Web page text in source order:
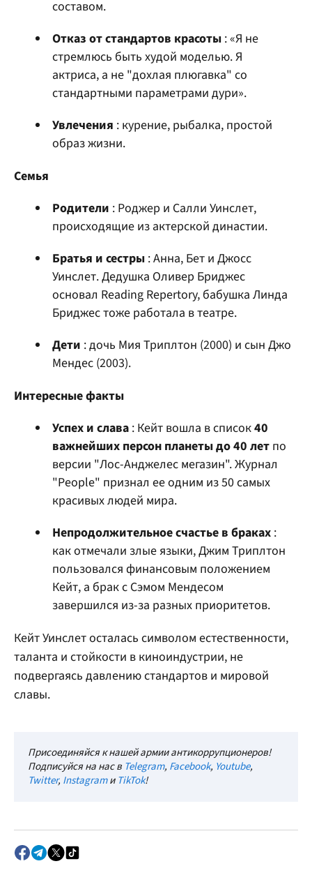
составом.
Отказ от стандартов красоты : «Я не
стремлюсь быть худой моделью. Я
актриса, а не "дохлая плюгавка" со
стандартными параметрами дури».
Увлечения : курение, рыбалка, простой
образ жизни.
Семья
Родители : Роджер и Салли Уинслет,
происходящие из актерской династии.
Братья и сестры : Анна, Бет и Джосс
Уинслет. Дедушка Оливер Бриджес
основал Reading Repertory, бабушка Линда
Бриджес тоже работала в театре.
Дети : дочь Мия Триплтон (2000) и сын Джо
Мендес (2003).
Интересные факты
Успех и слава : Кейт вошла в список40
важнейших персон планеты до 40 лет по
версии "Лос-Анджелес мегазин". Журнал
"People" признал ее одним из 50 самых
красивых людей мира.
Непродолжительное счастье в браках :
как отмечали злые языки, Джим Триплтон
пользовался финансовым положением
Кейт, а брак с Сэмом Мендесом
завершился из-за разных приоритетов.
Кейт Уинслет осталась символом естественности,
таланта и стойкости в киноиндустрии, не
подвергаясь давлению стандартов и мировой
славы.
Присоединяйся к нашей армии антикоррупционеров!
Подписуйся на нас в Telegram, Facebook, Youtube,
Twitter, InstagramиTikTok!